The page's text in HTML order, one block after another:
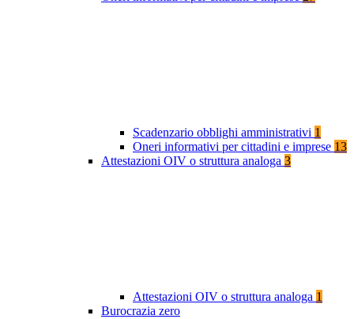
Scadenzario obblighi amministrativi 1
Oneri informativi per cittadini e imprese 13
Attestazioni OIV o struttura analoga 3
Attestazioni OIV o struttura analoga 1
Burocrazia zero